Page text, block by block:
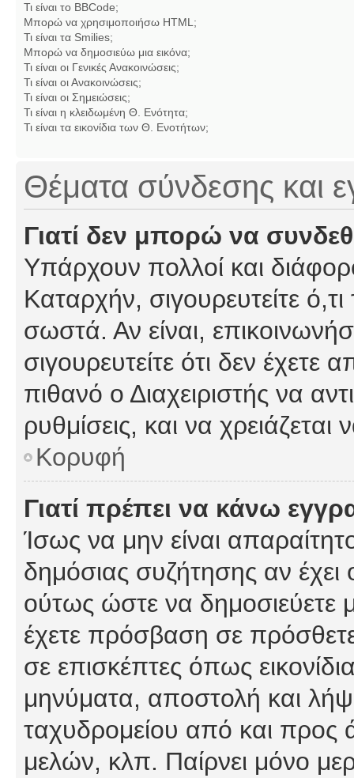
Τι είναι το BBCode;
Μπορώ να χρησιμοποιήσω HTML;
Τι είναι τα Smilies;
Μπορώ να δημοσιεύω μια εικόνα;
Τι είναι οι Γενικές Ανακοινώσεις;
Τι είναι οι Ανακοινώσεις;
Τι είναι οι Σημειώσεις;
Τι είναι η κλειδωμένη Θ. Ενότητα;
Τι είναι τα εικονίδια των Θ. Ενοτήτων;
Θέματα σύνδεσης και
Γιατί δεν μπορώ να
Υπάρχουν πολλοί και
Καταρχήν, σιγουρευτείτε
σωστά. Αν είναι,
σιγουρευτείτε ότι δεν έχετε
πιθανό ο Διαχειριστής να
ρυθμίσεις, και να χρειάζεται
Κορυφή
Γιατί πρέπει να κάνω
Ίσως να μην είναι
δημόσιας συζήτησης αν έχει
ούτως ώστε να δημοσιεύετε
έχετε πρόσβαση σε
σε επισκέπτες όπως
μηνύματα, αποστολή και
ταχυδρομείου από και προς
μελών, κλπ. Παίρνει μόνο